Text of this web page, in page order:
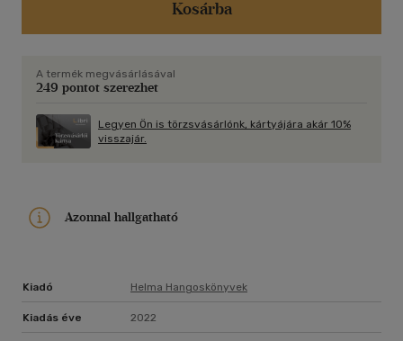
Kosárba
A termék megvásárlásával
249 pontot szerezhet
Legyen Ön is törzsvásárlónk, kártyájára akár 10%
visszajár.
Azonnal hallgatható
Kiadó Helma Hangoskönyvek
Kiadás éve 2022